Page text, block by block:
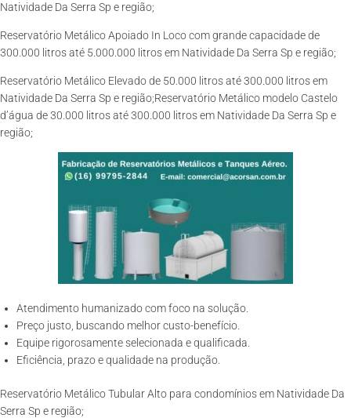
Natividade Da Serra Sp e região;
Reservatório Metálico Apoiado In Loco com grande capacidade de
300.000 litros até 5.000.000 litros em Natividade Da Serra Sp e região;
Reservatório Metálico Elevado de 50.000 litros até 300.000 litros em
Natividade Da Serra Sp e região;Reservatório Metálico modelo Castelo
d’água de 30.000 litros até 300.000 litros em Natividade Da Serra Sp e
região;
Atendimento humanizado com foco na solução.
Preço justo, buscando melhor custo-benefício.
Equipe rigorosamente selecionada e qualificada.
Eficiência, prazo e qualidade na produção.
Reservatório Metálico Tubular Alto para condomínios em Natividade Da
Serra Sp e região;